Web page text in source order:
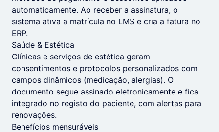
automaticamente. Ao receber a assinatura, o
sistema ativa a matrícula no LMS e cria a fatura no
ERP.
Saúde & Estética
Clínicas e serviços de estética geram
consentimentos e protocolos personalizados com
campos dinâmicos (medicação, alergias). O
documento segue assinado eletronicamente e fica
integrado no registo do paciente, com alertas para
renovações.
Benefícios mensuráveis